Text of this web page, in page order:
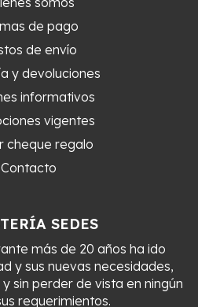
SEDES
más de 20 años ha ido
y sus nuevas necesidades,
sin perder de vista en ningún
requerimientos.
de pago
de envío
y devoluciones
informativos
vigentes
cheque regalo
Contacto